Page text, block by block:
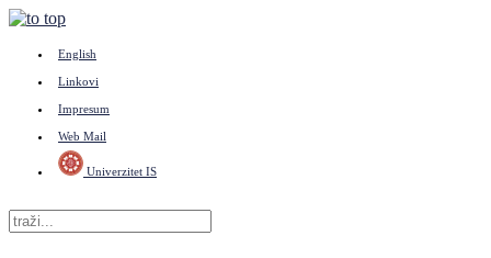
English
Linkovi
Impresum
Web Mail
Univerzitet IS